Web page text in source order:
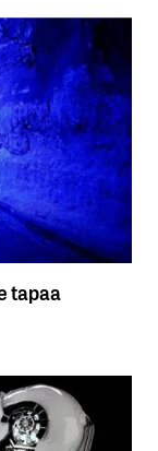
tapaa